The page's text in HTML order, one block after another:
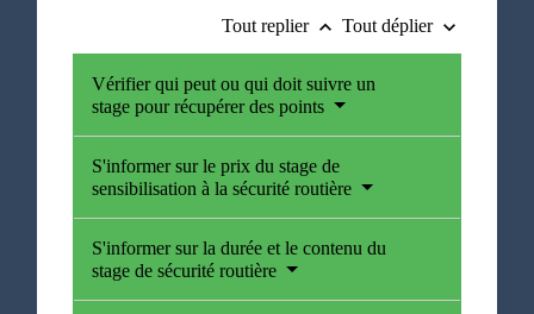
Tout replier keyboard_arrow_up Tout déplier keyboard_arrow_down
Vérifier qui peut ou qui doit suivre un
stage pour récupérer des points
S'informer sur le prix du stage de
sensibilisation à la sécurité routière
S'informer sur la durée et le contenu du
stage de sécurité routière